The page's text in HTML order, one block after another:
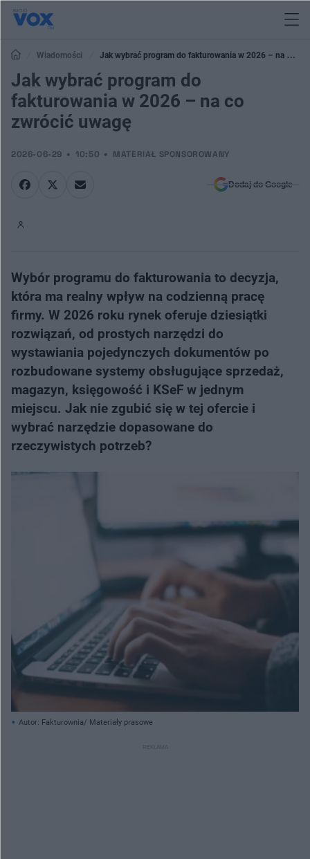
Wiadomości
Jak wybrać program do fakturowania w 2026 – na co
zwrócić uwagę
Jak wybrać program do
fakturowania w 2026 – na co
zwrócić uwagę
2026-06-29 10:50 MATERIAŁ SPONSOROWANY
Dodaj do Google
Wybór programu do fakturowania to decyzja,
która ma realny wpływ na codzienną pracę
firmy. W 2026 roku rynek oferuje dziesiątki
rozwiązań, od prostych narzędzi do
wystawiania pojedynczych dokumentów po
rozbudowane systemy obsługujące sprzedaż,
magazyn, księgowość i KSeF w jednym
miejscu. Jak nie zgubić się w tej ofercie i
wybrać narzędzie dopasowane do
rzeczywistych potrzeb?
Autor: Fakturownia/ Materiały prasowe